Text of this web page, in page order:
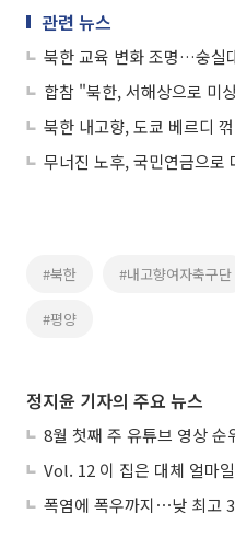
관련 뉴스
합참 "북한, 서해상으로 미
북한 내고향, 도쿄 베르디
무너진 노후, 국민연금으로
#북한 #내고향여자축구단
#평양
정지윤 기자의 주요 뉴스
8월 첫째 주 유튜브 영상 순
Vol. 12 이 집은 대체 얼마
폭염에 폭우까지⋯낮 최고